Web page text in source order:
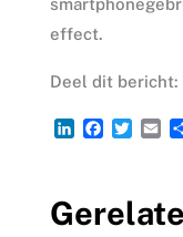
effect.
Deel dit bericht:
L
e
d
F
b
o
T
t
e
E
l